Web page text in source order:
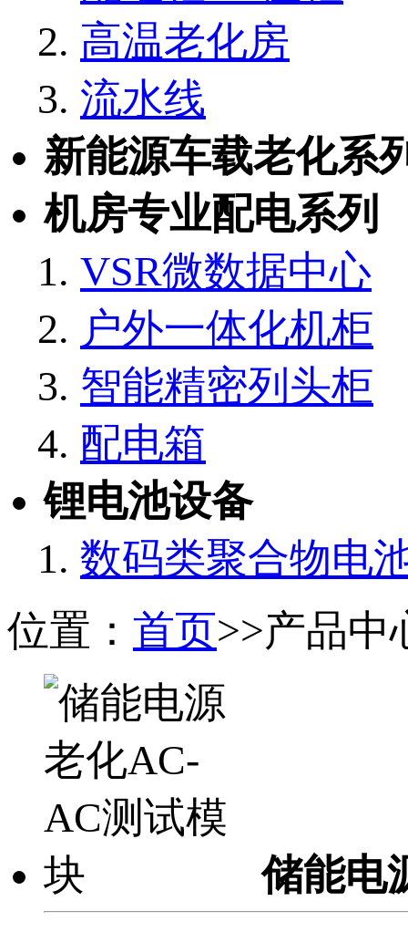
高温老化房
流水线
新能源车载老化系
机房专业配电系列
VSR微数据中心
户外一体化机柜
智能精密列头柜
配电箱
锂电池设备
数码类聚合物电
位置： 首页>>产品中
储能电